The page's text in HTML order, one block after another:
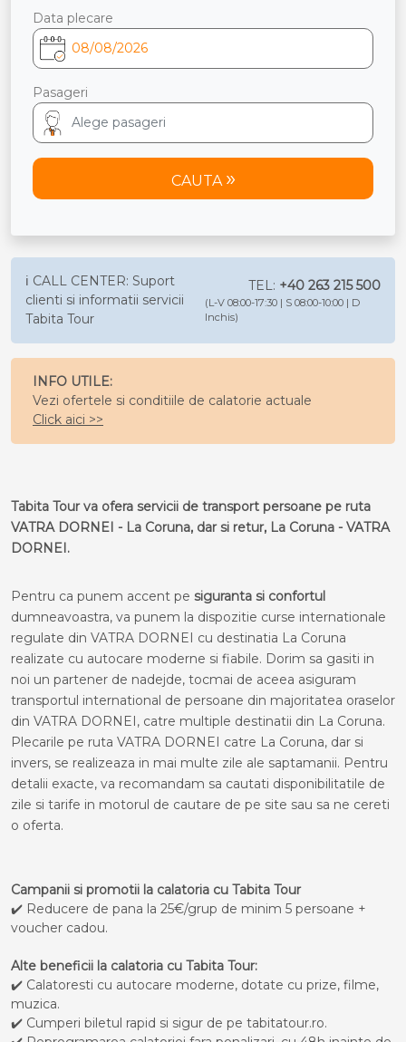
Data plecare
Pasageri
CAUTA
ℹ️ CALL CENTER: Suport
clienti si informatii servicii
Tabita Tour
TEL: +40 263 215 500
(L-V 08:00-17:30 | S 08:00-10:00 | D
Inchis)
INFO UTILE:
Vezi ofertele si conditiile de calatorie actuale
Click aici >>
Tabita Tour va ofera servicii de transport persoane pe ruta
VATRA DORNEI - La Coruna, dar si retur, La Coruna - VATRA
DORNEI.
Pentru ca punem accent pe siguranta si confortul
dumneavoastra, va punem la dispozitie curse internationale
regulate din VATRA DORNEI cu destinatia La Coruna
realizate cu autocare moderne si fiabile. Dorim sa gasiti in
noi un partener de nadejde, tocmai de aceea asiguram
transportul international de persoane din majoritatea oraselor
din VATRA DORNEI, catre multiple destinatii din La Coruna.
Plecarile pe ruta VATRA DORNEI catre La Coruna, dar si
invers, se realizeaza in mai multe zile ale saptamanii. Pentru
detalii exacte, va recomandam sa cautati disponibilitatile de
zile si tarife in motorul de cautare de pe site sau sa ne cereti
o oferta.
Campanii si promotii la calatoria cu Tabita Tour
✔️ Reducere de pana la 25€/grup de minim 5 persoane +
voucher cadou.
Alte beneficii la calatoria cu Tabita Tour:
✔️ Calatoresti cu autocare moderne, dotate cu prize, filme,
muzica.
✔️ Cumperi biletul rapid si sigur de pe tabitatour.ro.